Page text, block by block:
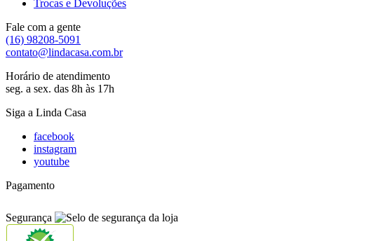
Trocas e Devoluções
Fale com a gente
(16) 98208-5091
contato@lindacasa.com.br
Horário de atendimento
seg. a sex. das 8h às 17h
Siga a Linda Casa
facebook
instagram
youtube
Pagamento
Segurança